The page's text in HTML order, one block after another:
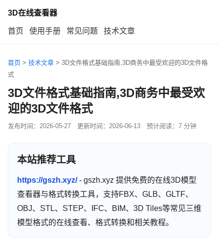
3D在线查看器
首页 使用手册 常见问题 技术文章
首页 > 技术文章 > 3D文件格式基础指南,3D商务中最受欢迎的3D文件格
式
3D文件格式基础指南,3D商务中最受欢
迎的3D文件格式
发布时间： 2026-05-27 更新时间： 2026-06-13 预计阅读：7 分钟
本站推荐工具
https://gszh.xyz/- gszh.xyz 提供免费的在线3D模型
查看器与格式转换工具，支持FBX、GLB、GLTF、
OBJ、STL、STEP、IFC、BIM、3D Tiles等常见三维
模型格式的在线查看、格式转换和相关教程。